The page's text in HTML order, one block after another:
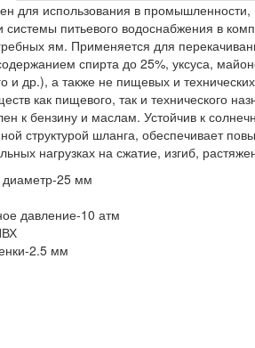
для использования в промышленности,
системы питьевого водоснабжения в
ям. Применяется для
спирта до 25%, уксуса,
и др.), а также не пищевых и
как пищевого, так и технического
к бензину и маслам. Устойчив к
структурой шланга, обеспечивает
нагрузках на сжатие, изгиб,
диаметр-25 мм
давление-10 атм
2.5 мм